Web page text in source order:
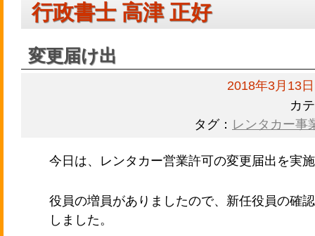
行政書士 高津 正好
変更届け出
2018年3月13日
カ
タグ： レンタカー事
今日は、レンタカー営業許可の変更届出を実
役員の増員がありましたので、新任役員の確
しました。